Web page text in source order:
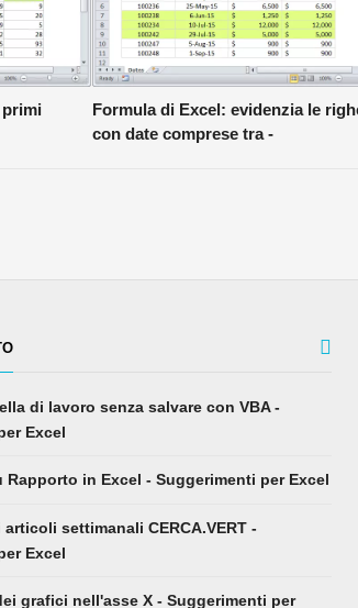
primi
Formula di Excel: evidenzia le
con date comprese tra -
di lavoro senza salvare con VBA -
Excel
Rapporto in Excel - Suggerimenti per Excel
settimanali CERCA.VERT -
Excel
grafici nell'asse X - Suggerimenti per